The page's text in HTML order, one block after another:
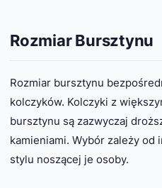
Rozmiar Bursztynu
Rozmiar bursztynu
kolczyków. Kolczyki z
bursztynu są zazwyczaj
kamieniami. Wybór zależy
stylu noszącej je osoby.